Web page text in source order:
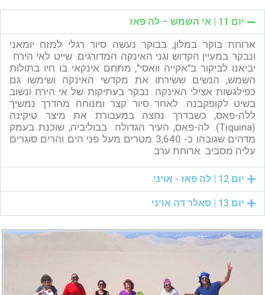
יום 11 | אי השמש – לה פאז
ארוחת בוקר במלון, בבוקר נעשה סיור רגלי למזח יומאני
ונבקר במעיין הקדוש וגני האינקה המדורגים. שייט לאי הירח
יביאנו לביקור ב"אקייה וואסי", מתחם אינקאי בו חיו בתולות
השמש, הנשים ששירתו את מקדשי האינקה ושימשו גם
כפילגשות אצילי האינקה. נבקר בעתיקות של אי הירח ונשוב
בשיט לקופקבנה. לאחר סיור קצר ומנוחה מהדרך נמשיך
ללה-פאס, כשבדרך נחצה במעבורת את מיצר טיקינה
(Tiquina). לה-פאס, העיר הגדולה בבוליביה, שוכנת בעמק
מדהים שגובהו כ- 3,640 מטרים מעל פני הים והרים סוגרים
עליה מסביב. ארוחת ערב.
יום 12 | לה פאז - אויני
יום 13 | סאלר דה אויני